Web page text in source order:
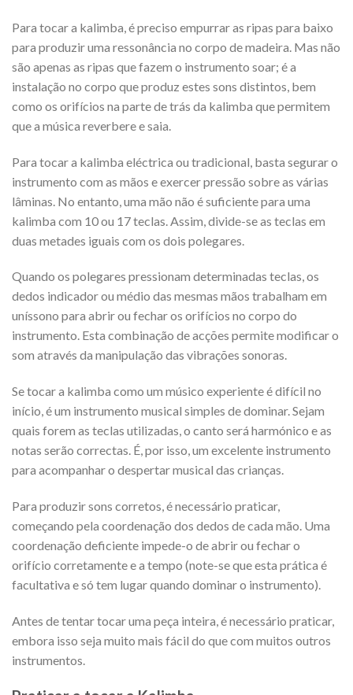
Para tocar a kalimba, é preciso empurrar as ripas para baixo
para produzir uma ressonância no corpo de madeira. Mas não
são apenas as ripas que fazem o instrumento soar; é a
instalação no corpo que produz estes sons distintos, bem
como os orifícios na parte de trás da kalimba que permitem
que a música reverbere e saia.
Para tocar a kalimba eléctrica ou tradicional, basta segurar o
instrumento com as mãos e exercer pressão sobre as várias
lâminas. No entanto, uma mão não é suficiente para uma
kalimba com 10 ou 17 teclas. Assim, divide-se as teclas em
duas metades iguais com os dois polegares.
Quando os polegares pressionam determinadas teclas, os
dedos indicador ou médio das mesmas mãos trabalham em
uníssono para abrir ou fechar os orifícios no corpo do
instrumento. Esta combinação de acções permite modificar o
som através da manipulação das vibrações sonoras.
Se tocar a kalimba como um músico experiente é difícil no
início, é um instrumento musical simples de dominar. Sejam
quais forem as teclas utilizadas, o canto será harmónico e as
notas serão correctas. É, por isso, um excelente instrumento
para acompanhar o despertar musical das crianças.
Para produzir sons corretos, é necessário praticar,
começando pela coordenação dos dedos de cada mão. Uma
coordenação deficiente impede-o de abrir ou fechar o
orifício corretamente e a tempo (note-se que esta prática é
facultativa e só tem lugar quando dominar o instrumento).
Antes de tentar tocar uma peça inteira, é necessário praticar,
embora isso seja muito mais fácil do que com muitos outros
instrumentos.